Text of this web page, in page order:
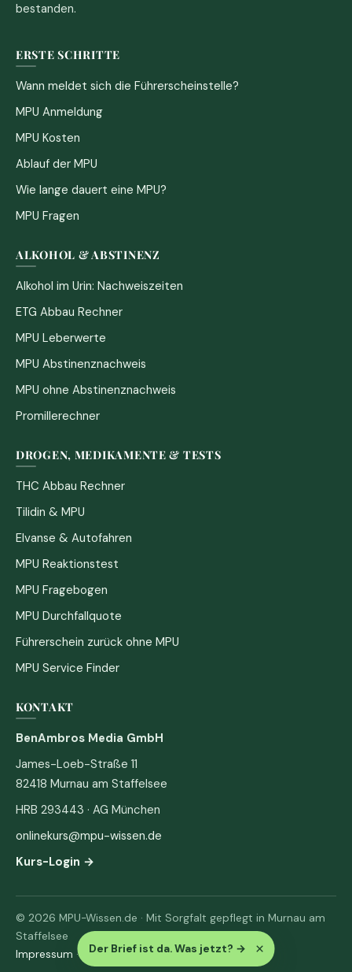
Der Brief ist da. Was jetzt? → ×
bestanden.
ERSTE SCHRITTE
Wann meldet sich die Führerscheinstelle?
MPU Anmeldung
MPU Kosten
Ablauf der MPU
Wie lange dauert eine MPU?
MPU Fragen
ALKOHOL & ABSTINENZ
Alkohol im Urin: Nachweiszeiten
ETG Abbau Rechner
MPU Leberwerte
MPU Abstinenznachweis
MPU ohne Abstinenznachweis
Promillerechner
DROGEN, MEDIKAMENTE & TESTS
THC Abbau Rechner
Tilidin & MPU
Elvanse & Autofahren
MPU Reaktionstest
MPU Fragebogen
MPU Durchfallquote
Führerschein zurück ohne MPU
MPU Service Finder
KONTAKT
BenAmbros Media GmbH
James-Loeb-Straße 11
82418 Murnau am Staffelsee
HRB 293443 · AG München
onlinekurs@mpu-wissen.de
Kurs-Login →
© 2026 MPU-Wissen.de · Mit Sorgfalt gepflegt in Murnau am
Staffelsee
Impressum · Datenschutz & AGB